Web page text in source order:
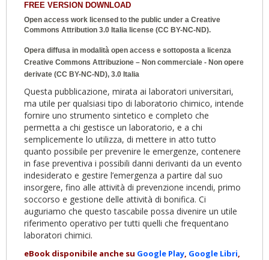
FREE VERSION DOWNLOAD
Open access work licensed to the public under a Creative
Commons Attribution 3.0 Italia license (CC BY-NC-ND).
Opera diffusa in modalità open access e sottoposta a licenza
Creative Commons Attribuzione – Non commerciale - Non opere
derivate (CC BY-NC-ND), 3.0 Italia
Questa pubblicazione, mirata ai laboratori universitari,
ma utile per qualsiasi tipo di laboratorio chimico, intende
fornire uno strumento sintetico e completo che
permetta a chi gestisce un laboratorio, e a chi
semplicemente lo utilizza, di mettere in atto tutto
quanto possibile per prevenire le emergenze, contenere
in fase preventiva i possibili danni derivanti da un evento
indesiderato e gestire l’emergenza a partire dal suo
insorgere, fino alle attività di prevenzione incendi, primo
soccorso e gestione delle attività di bonifica. Ci
auguriamo che questo tascabile possa divenire un utile
riferimento operativo per tutti quelli che frequentano
laboratori chimici.
eBook disponibile anche su Google Play, Google Libri,